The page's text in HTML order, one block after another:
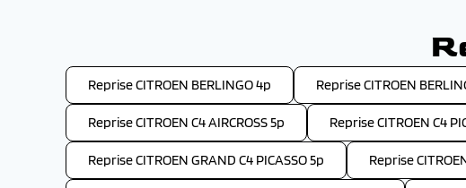
Reprise CITROEN BERLINGO 4p Reprise CITROEN
Reprise CITROEN C4 AIRCROSS 5p Reprise CITROEN C4
Reprise CITROEN GRAND C4 PICASSO 5p Reprise